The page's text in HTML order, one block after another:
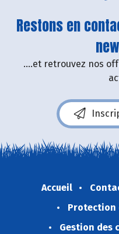
Restons en
....et retrouvez nos
Accueil
Protection
Gestion des